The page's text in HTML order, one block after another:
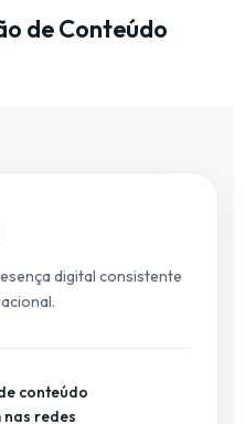
de Conteúdo
digital consistente
conteúdo
redes